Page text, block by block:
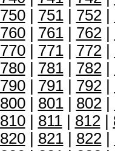
750| 751| 752|
760| 761| 762|
770| 771| 772|
780| 781| 782|
790| 791| 792|
800| 801| 802|
810| 811| 812|
820| 821| 822|